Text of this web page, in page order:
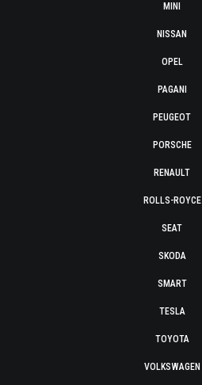
MINI
NISSAN
OPEL
PAGANI
PEUGEOT
PORSCHE
RENAULT
ROLLS-ROYCE
SEAT
SKODA
SMART
TESLA
TOYOTA
VOLKSWAGEN